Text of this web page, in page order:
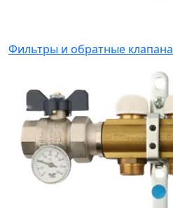
Фильтры и обратные клапана